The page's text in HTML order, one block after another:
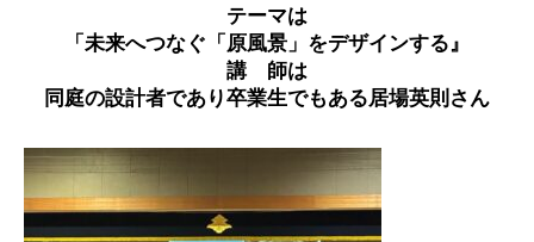
テーマは
「未来へつなぐ「原風景」をデザインする』
講 師は
同庭の設計者であり卒業生でもある居場英則さん